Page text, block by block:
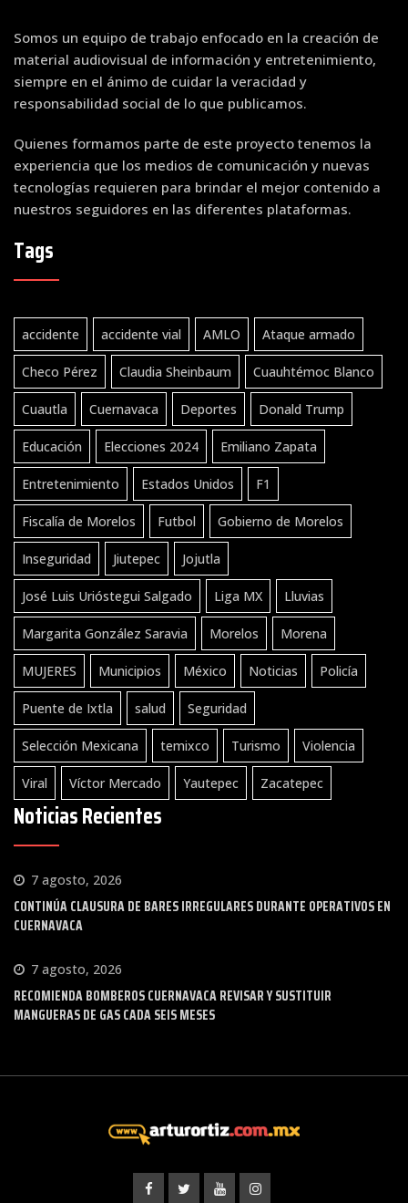
Somos un equipo de trabajo enfocado en la creación de
material audiovisual de información y entretenimiento,
siempre en el ánimo de cuidar la veracidad y
responsabilidad social de lo que publicamos.
Quienes formamos parte de este proyecto tenemos la
experiencia que los medios de comunicación y nuevas
tecnologías requieren para brindar el mejor contenido a
nuestros seguidores en las diferentes plataformas.
Tags
accidente accidente vial AMLO Ataque armado
Checo Pérez Claudia Sheinbaum Cuauhtémoc Blanco
Cuautla Cuernavaca Deportes Donald Trump
Educación Elecciones 2024 Emiliano Zapata
Entretenimiento Estados Unidos F1
Fiscalía de Morelos Futbol Gobierno de Morelos
Inseguridad Jiutepec Jojutla
José Luis Urióstegui Salgado Liga MX Lluvias
Margarita González Saravia Morelos Morena
MUJERES Municipios México Noticias Policía
Puente de Ixtla salud Seguridad
Selección Mexicana temixco Turismo Violencia
Viral Víctor Mercado Yautepec Zacatepec
Noticias Recientes
7 agosto, 2026
CONTINÚA CLAUSURA DE BARES IRREGULARES DURANTE OPERATIVOS EN
CUERNAVACA
7 agosto, 2026
RECOMIENDA BOMBEROS CUERNAVACA REVISAR Y SUSTITUIR
MANGUERAS DE GAS CADA SEIS MESES